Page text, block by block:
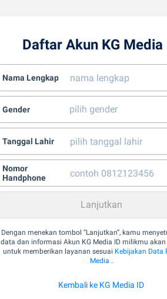
Daftar Akun KG Media
Nama Lengkap
Gender
Tanggal Lahir
Nomor
Handphone
Dengan menekan tombol “Lanjutkan”, kamu
data dan informasi Akun KG Media ID milikmu
untuk memberikan layanan sesuai Kebijakan Data
Media .
Kembali ke KG Media ID